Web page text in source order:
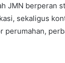
JMN berperan
sekaligus
perumahan,